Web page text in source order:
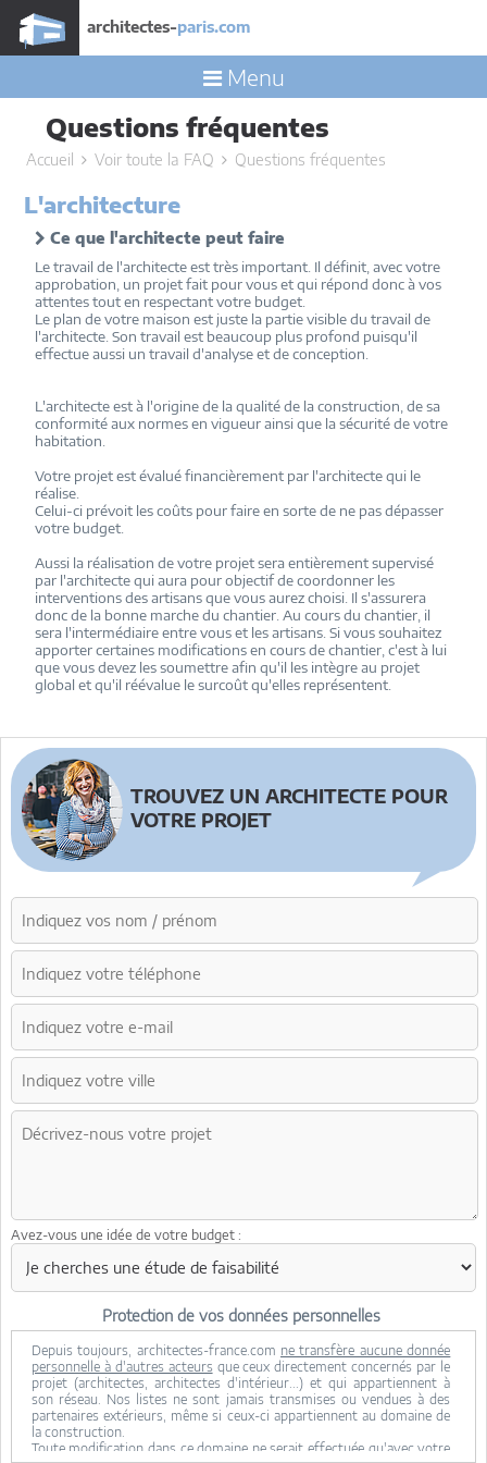
architectes-paris.com
Menu
Questions fréquentes
Accueil Voir toute la FAQ Questions fréquentes
L'architecture
Ce que l'architecte peut faire
Le travail de l'architecte est très important. Il définit, avec votre
approbation, un projet fait pour vous et qui répond donc à vos
attentes tout en respectant votre budget.
Le plan de votre maison est juste la partie visible du travail de
l'architecte. Son travail est beaucoup plus profond puisqu'il
effectue aussi un travail d'analyse et de conception.
L'architecte est à l'origine de la qualité de la construction, de sa
conformité aux normes en vigueur ainsi que la sécurité de votre
habitation.
Votre projet est évalué financièrement par l'architecte qui le
réalise.
Celui-ci prévoit les coûts pour faire en sorte de ne pas dépasser
votre budget.
Aussi la réalisation de votre projet sera entièrement supervisé
par l'architecte qui aura pour objectif de coordonner les
interventions des artisans que vous aurez choisi. Il s'assurera
donc de la bonne marche du chantier. Au cours du chantier, il
sera l'intermédiaire entre vous et les artisans. Si vous souhaitez
apporter certaines modifications en cours de chantier, c'est à lui
que vous devez les soumettre afin qu'il les intègre au projet
global et qu'il réévalue le surcoût qu'elles représentent.
TROUVEZ UN ARCHITECTE POUR
VOTRE PROJET
Avez-vous une idée de votre budget :
Protection de vos données personnelles
Depuis toujours, architectes-france.com ne transfère aucune donnée
personnelle à d'autres acteurs que ceux directement concernés par le
projet (architectes, architectes d'intérieur...) et qui appartiennent à
son réseau. Nos listes ne sont jamais transmises ou vendues à des
partenaires extérieurs, même si ceux-ci appartiennent au domaine de
la construction.
Toute modification dans ce domaine ne serait effectuée qu'avec votre